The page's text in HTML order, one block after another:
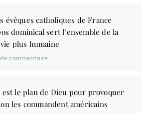
évêques catholiques de France
dominical sert l’ensemble de la
plus humaine
commentaire
le plan de Dieu pour provoquer
les commandent américains